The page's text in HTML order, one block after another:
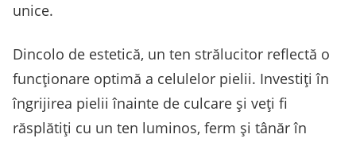
unice.
Dincolo de estetică, un ten strălucitor reflectă o
funcționare optimă a celulelor pielii. Investiți în
îngrijirea pielii înainte de culcare și veți fi
răsplătiți cu un ten luminos, ferm și tânăr în